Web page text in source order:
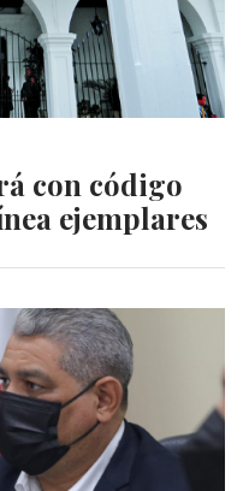
con código
ejemplares